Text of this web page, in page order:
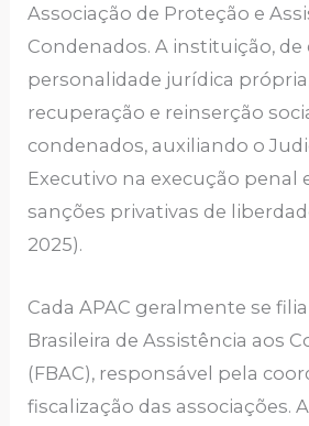
Associação de Proteção e
Condenados. A instituição,
personalidade jurídica
recuperação e reinserção
condenados, auxiliando o
Executivo na execução penal
sanções privativas de
2025).
Cada APAC geralmente se
Brasileira de Assistência aos
(FBAC), responsável pela
fiscalização das associações. A